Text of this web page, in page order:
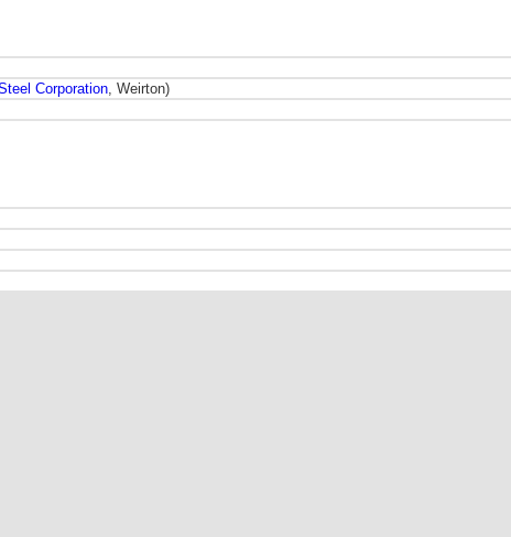
Corporation, Weirton)